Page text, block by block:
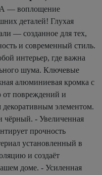
А — воплощение
деталей! Глухая
— созданное для тех,
и современный стиль.
интерьер, где важна
шума. Ключевые
алюминиевая кромка с
от повреждений и
элементом.
чёрный. - Увеличенная
прочность
установленный в
и создаёт
доме. - Усиленная